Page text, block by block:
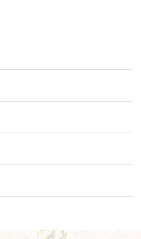
HOME